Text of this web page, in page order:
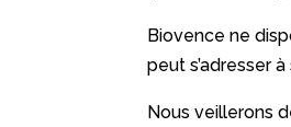
Biovence ne
peut s’adresser à
Nous veillerons